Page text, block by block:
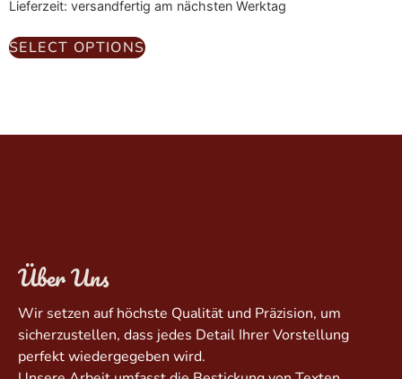
Lieferzeit: versandfertig am nächsten Werktag
SELECT OPTIONS
Über Uns
Wir setzen auf höchste Qualität und Präzision, um
sicherzustellen, dass jedes Detail Ihrer Vorstellung
perfekt wiedergegeben wird.